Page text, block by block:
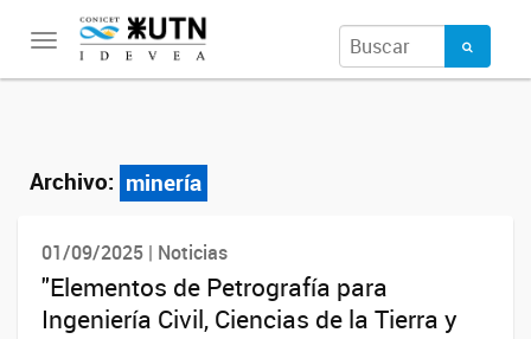
Toggle
Archivo: minería
01/09/2025 | Noticias
"Elementos de Petrografía para
Ingeniería Civil, Ciencias de la Tierra y